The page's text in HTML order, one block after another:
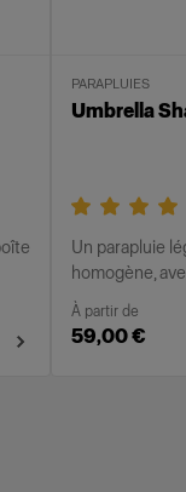
PARAPLUIES
Umbrella
Un parapluie
homogène,
À partir de
59,00 €